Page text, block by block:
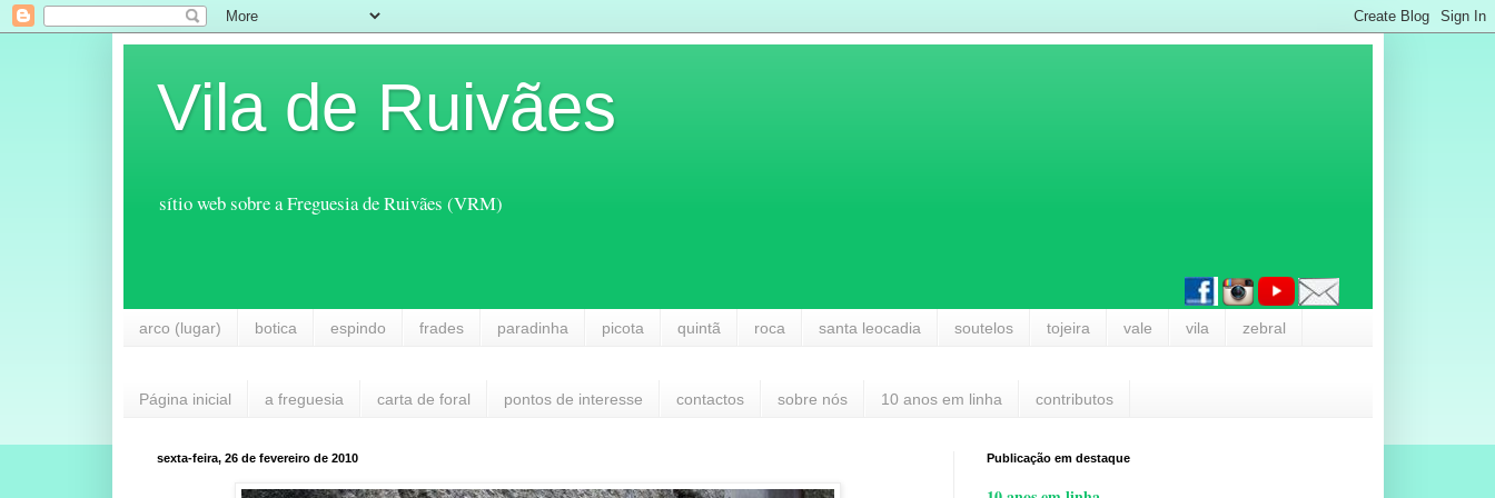
Vila de Ruivães
sítio web sobre a Freguesia de Ruivães (VRM)
arco (lugar) botica espindo frades paradinha picota quintã roca santa leocadia soutelos tojeira vale vila zebral
Página inicial a freguesia carta de foral pontos de interesse contactos sobre nós 10 anos em linha contributos
sexta-feira, 26 de fevereiro de 2010 Publicação em destaque